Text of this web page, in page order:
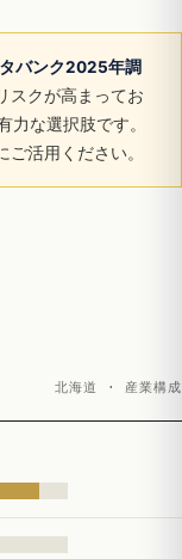
バンク2025年調
スクが高まってお
力な選択肢です。
活用ください。
北海道 · 産業構成